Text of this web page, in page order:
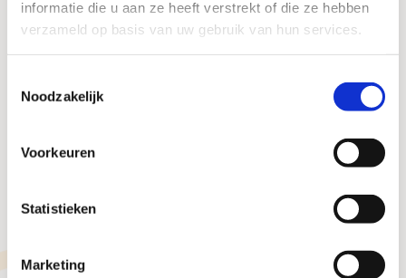
informatie die u aan ze heeft verstrekt of die ze hebben
verzameld op basis van uw gebruik van hun services.
Noodzakelijk
Voorkeuren
Statistieken
Marketing